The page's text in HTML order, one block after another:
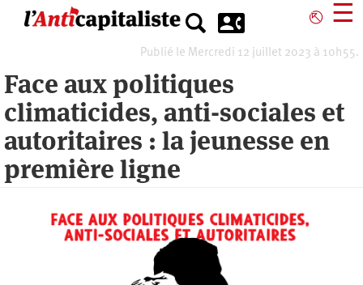
⎋ ☰
Publié le Mercredi 12 juillet 2023 à 10h55.
Face aux politiques
climaticides, anti-sociales et
autoritaires : la jeunesse en
première ligne